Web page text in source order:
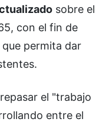
sobre el
con el fin de
permita dar
el "trabajo
entre el